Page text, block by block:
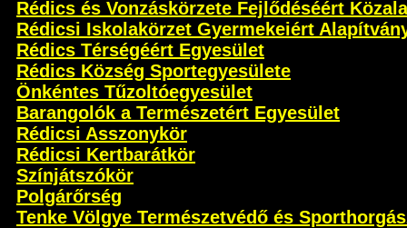
Rédics és Vonzáskörzete Fejlődéséért
Rédicsi Iskolakörzet Gyermekeiért
Rédics Térségéért Egyesület
Rédics Község Sportegyesülete
Önkéntes Tűzoltóegyesület
Barangolók a Természetért Egyesület
Rédicsi Asszonykör
Rédicsi Kertbarátkör
Színjátszókör
Polgárőrség
Tenke Völgye Természetvédő és